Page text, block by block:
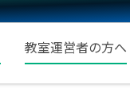
教室運営者の方へ